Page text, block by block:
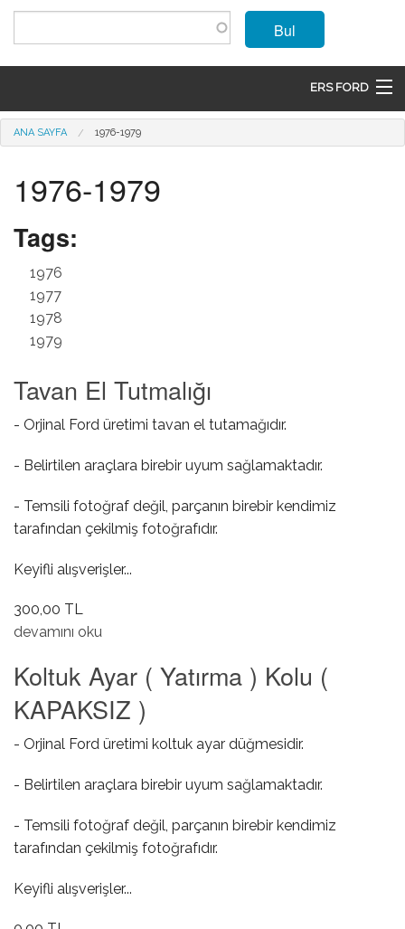
Ana içeriğe atla
Bul
ERS FORD
ANASAYFA
MODELLER
ÜRÜNLER
ÜYE OL
Buradasınız
ANA SAYFA 1976-1979
1976-1979
Tags:
1976
1977
1978
1979
Tavan El Tutmalığı
- Orjinal Ford üretimi tavan el tutamağıdır.
- Belirtilen araçlara birebir uyum sağlamaktadır.
- Temsili fotoğraf değil, parçanın birebir kendimiz
tarafından çekilmiş fotoğrafıdır.
Keyifli alışverişler...
300,00 TL
Tavan El Tutmalığı hakkında
devamını oku
Koltuk Ayar ( Yatırma ) Kolu (
KAPAKSIZ )
- Orjinal Ford üretimi koltuk ayar düğmesidir.
- Belirtilen araçlara birebir uyum sağlamaktadır.
- Temsili fotoğraf değil, parçanın birebir kendimiz
tarafından çekilmiş fotoğrafıdır.
Keyifli alışverişler...